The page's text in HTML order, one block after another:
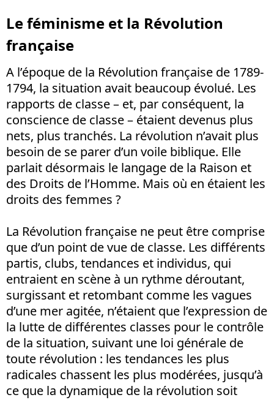
Le féminisme et la Révolution
française
A l’époque de la Révolution française de 1789-
1794, la situation avait beaucoup évolué. Les
rapports de classe – et, par conséquent, la
conscience de classe – étaient devenus plus
nets, plus tranchés. La révolution n’avait plus
besoin de se parer d’un voile biblique. Elle
parlait désormais le langage de la Raison et
des Droits de l’Homme. Mais où en étaient les
droits des femmes ?
La Révolution française ne peut être comprise
que d’un point de vue de classe. Les différents
partis, clubs, tendances et individus, qui
entraient en scène à un rythme déroutant,
surgissant et retombant comme les vagues
d’une mer agitée, n’étaient que l’expression de
la lutte de différentes classes pour le contrôle
de la situation, suivant une loi générale de
toute révolution : les tendances les plus
radicales chassent les plus modérées, jusqu’à
ce que la dynamique de la révolution soit